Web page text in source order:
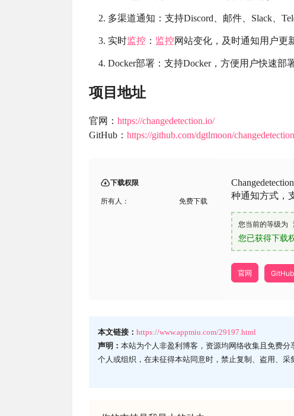
多渠道通知：支持Discord、邮件、Slack、
实时监控 ： 监控网站变化，及时通知用户更
Docker部署：支持Docker，方便用户快速部
项目地址
官网： https://changedetection.io/
GitHub： https://github.com/dgtlmoon/
下载权限
所有人： 免费下载
种通知方式，
您当前的等级为
您已获得下载
官网 GitHub
本文链接： https://www.appmiu.com/29197.html
声明： 本站为个人非盈利博客，资源均网络收集且免费分
个人或组织，在未征得本站同意时，禁止复制、盗用、